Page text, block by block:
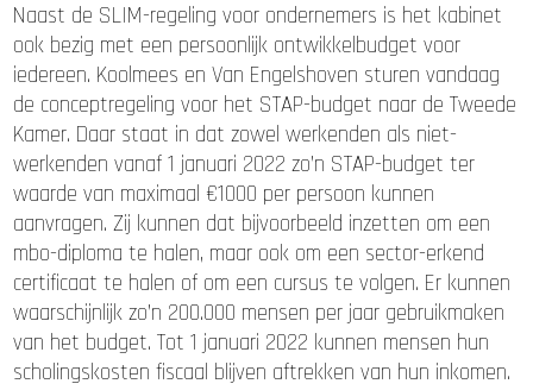
Naast de SLIM-regeling voor ondernemers is het kabinet
ook bezig met een persoonlijk ontwikkelbudget voor
iedereen. Koolmees en Van Engelshoven sturen vandaag
de conceptregeling voor het STAP-budget naar de Tweede
Kamer. Daar staat in dat zowel werkenden als niet-
werkenden vanaf 1 januari 2022 zo’n STAP-budget ter
waarde van maximaal €1000 per persoon kunnen
aanvragen. Zij kunnen dat bijvoorbeeld inzetten om een
mbo-diploma te halen, maar ook om een sector-erkend
certificaat te halen of om een cursus te volgen. Er kunnen
waarschijnlijk zo’n 200.000 mensen per jaar gebruikmaken
van het budget. Tot 1 januari 2022 kunnen mensen hun
scholingskosten fiscaal blijven aftrekken van hun inkomen.